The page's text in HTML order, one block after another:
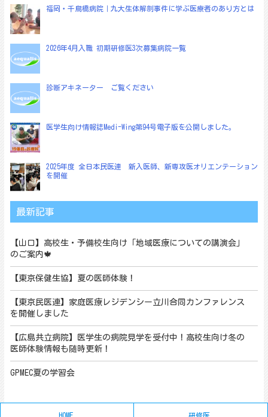
福岡・千鳥橋病院｜九大生体解剖事件に学ぶ医療者のあり方とは
2026年4月入職 初期研修医3次募集病院一覧
診断アキネーター ご覧ください
医学生向け情報誌Medi-Wing第94号電子版を公開しました。
2025年度 全日本民医連 新入医師、新専攻医オリエンテーション
を開催
最新記事
【山口】高校生・予備校生向け「地域医療についての講演会」
のご案内🍁
【東京保健生協】夏の医師体験！
【東京民医連】家庭医療レジデンシー立川合同カンファレンス
を開催しました
【広島共立病院】医学生の病院見学を受付中！高校生向け冬の
医師体験情報も随時更新！
GPMEC夏の学習会
HOME 研修医